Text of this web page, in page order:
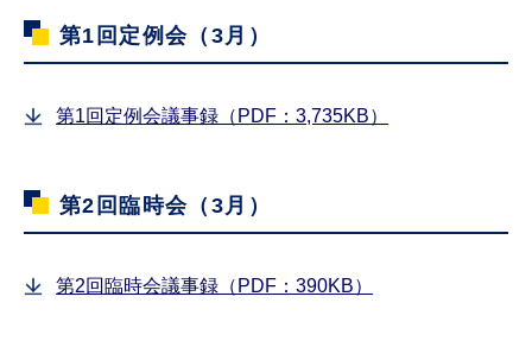
第1回定例会（3月）
第1回定例会議事録（PDF：3,735KB）
第2回臨時会（3月）
第2回臨時会議事録（PDF：390KB）